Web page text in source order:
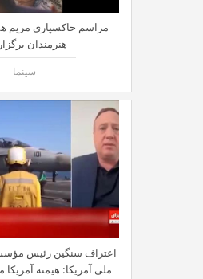
مراسم خاکسپاری مریم
هنرمندان
سینما
اعتراف سنگین رئیس
ملی آمریکا: هیمنه آمریکا